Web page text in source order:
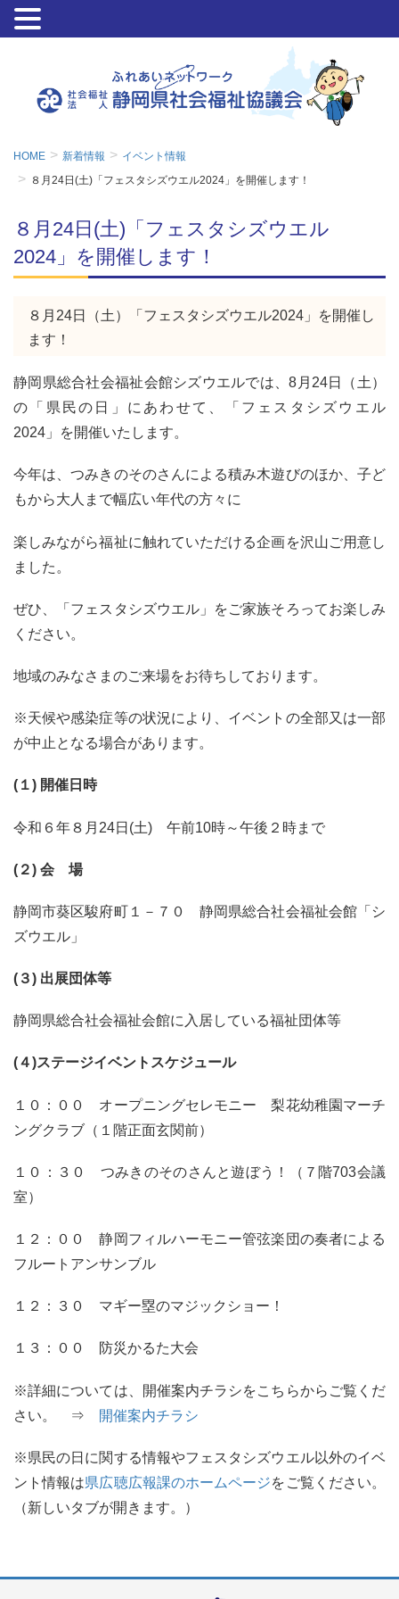
HOME 新着情報
イベント情報
８月24日(土)「フェスタシズウエル2024」を開催します！
８月24日(土)「フェスタシズウエル
2024」を開催します！
８月24日（土）「フェスタシズウエル2024」を開催し
ます！
静岡県総合社会福祉会館シズウエルでは、8月24日（土）
の「県民の日」にあわせて、「フェスタシズウエル
2024」を開催いたします。
今年は、つみきのそのさんによる積み木遊びのほか、子ど
もから大人まで幅広い年代の方々に
楽しみながら福祉に触れていただける企画を沢山ご用意し
ました。
ぜひ、「フェスタシズウエル」をご家族そろってお楽しみ
ください。
地域のみなさまのご来場をお待ちしております。
※天候や感染症等の状況により、イベントの全部又は一部
が中止となる場合があります。
( １) 開催日時
令和６年８月24日(土) 午前10時～午後２時まで
( ２) 会 場
静岡市葵区駿府町１－７０ 静岡県総合社会福祉会館「シ
ズウエル」
( ３) 出展団体等
静岡県総合社会福祉会館に入居している福祉団体等
(４)ステージイベントスケジュール
１０：００ オープニングセレモニー 梨花幼稚園マーチ
ングクラブ（１階正面玄関前）
１０：３０ つみきのそのさんと遊ぼう！（７階703会議
室）
１２：００ 静岡フィルハーモニー管弦楽団の奏者による
フルートアンサンブル
１２：３０ マギー塁のマジックショー！
１３：００ 防災かるた大会
※詳細については、開催案内チラシをこちらからご覧くだ
さい。 ⇒
開催案内チラシ
※県民の日に関する情報やフェスタシズウエル以外のイベ
ント情報は県広聴広報課のホームページをご覧ください。
（新しいタブが開きます。）